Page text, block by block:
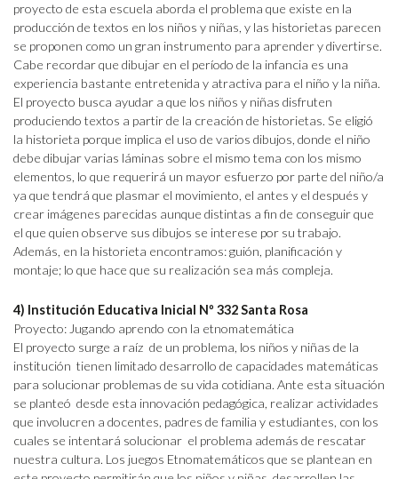
proyecto de esta escuela aborda el problema que existe en la
producción de textos en los niños y niñas, y las historietas parecen
se proponen como un gran instrumento para aprender y divertirse.
Cabe recordar que dibujar en el período de la infancia es una
experiencia bastante entretenida y atractiva para el niño y la niña.
El proyecto busca ayudar a que los niños y niñas disfruten
produciendo textos a partir de la creación de historietas. Se eligió
la historieta porque implica el uso de varios dibujos, donde el niño
debe dibujar varias láminas sobre el mismo tema con los mismo
elementos, lo que requerirá un mayor esfuerzo por parte del niño/a
ya que tendrá que plasmar el movimiento, el antes y el después y
crear imágenes parecidas aunque distintas a fin de conseguir que
el que quien observe sus dibujos se interese por su trabajo.
Además, en la historieta encontramos: guión, planificación y
montaje; lo que hace que su realización sea más compleja.
4) Institución Educativa Inicial Nº 332 Santa Rosa
Proyecto: Jugando aprendo con la etnomatemática
El proyecto surge a raíz de un problema, los niños y niñas de la
institución tienen limitado desarrollo de capacidades matemáticas
para solucionar problemas de su vida cotidiana. Ante esta situación
se planteó desde esta innovación pedagógica, realizar actividades
que involucren a docentes, padres de familia y estudiantes, con los
cuales se intentará solucionar el problema además de rescatar
nuestra cultura. Los juegos Etnomatemáticos que se plantean en